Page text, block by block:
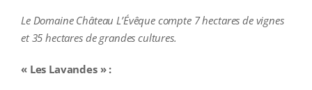
Le Domaine Château L’Évêque compte 7 hectares de vignes
et 35 hectares de grandes cultures.
« Les Lavandes » :